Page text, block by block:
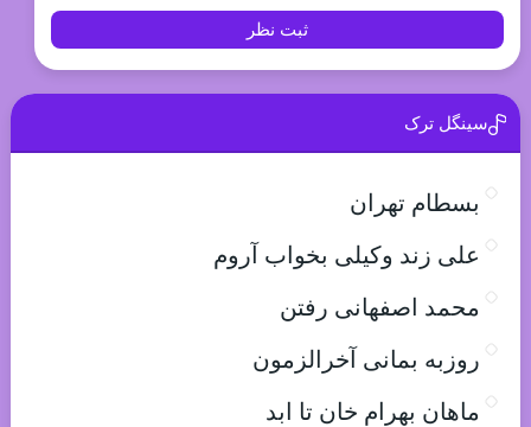
ثبت نظر
سینگل ترک
بسطام تهران
علی زند وکیلی بخواب آروم
محمد اصفهانی رفتن
روزبه بمانی آخرالزمون
ماهان بهرام خان تا ابد